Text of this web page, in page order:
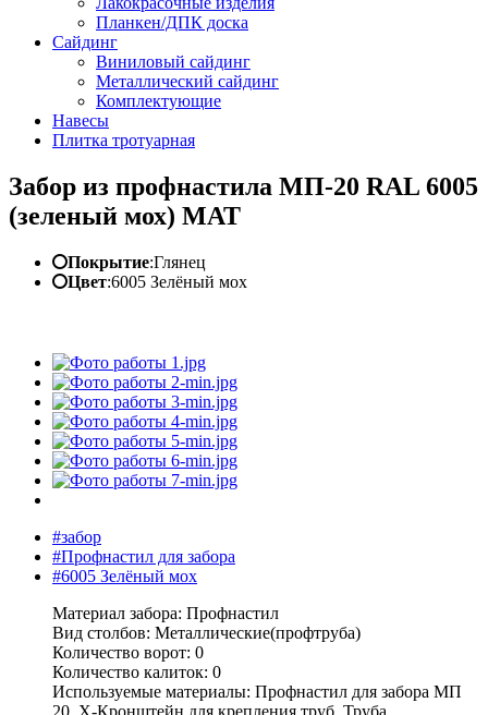
Планкен/ДПК доска
Сайдинг
Виниловый сайдинг
Металлический сайдинг
Комплектующие
Навесы
Плитка тротуарная
Забор из профнастила МП-20 RAL 6005
(зеленый мох) MAT
Покрытие:Глянец
Цвет:6005 Зелёный мох
#забор
#Профнастил для забора
#6005 Зелёный мох
Материал забора: Профнастил
Вид столбов: Металлические(профтруба)
Количество ворот: 0
Количество калиток: 0
Используемые материалы: Профнастил для забора МП